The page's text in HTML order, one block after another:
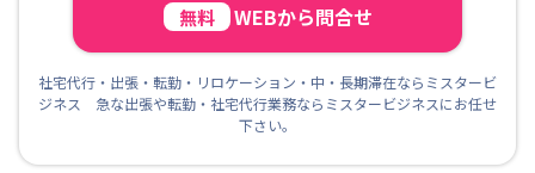
無料 WEBから問合せ
社宅代行・出張・転勤・リロケーション・中・長期滞在ならミスタービ
ジネス 急な出張や転勤・社宅代行業務ならミスタービジネスにお任せ
下さい。